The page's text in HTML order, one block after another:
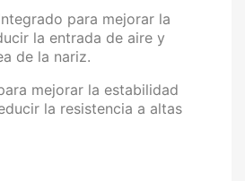
para mejorar la
la entrada de aire y
de la nariz.
mejorar la estabilidad
la resistencia a altas